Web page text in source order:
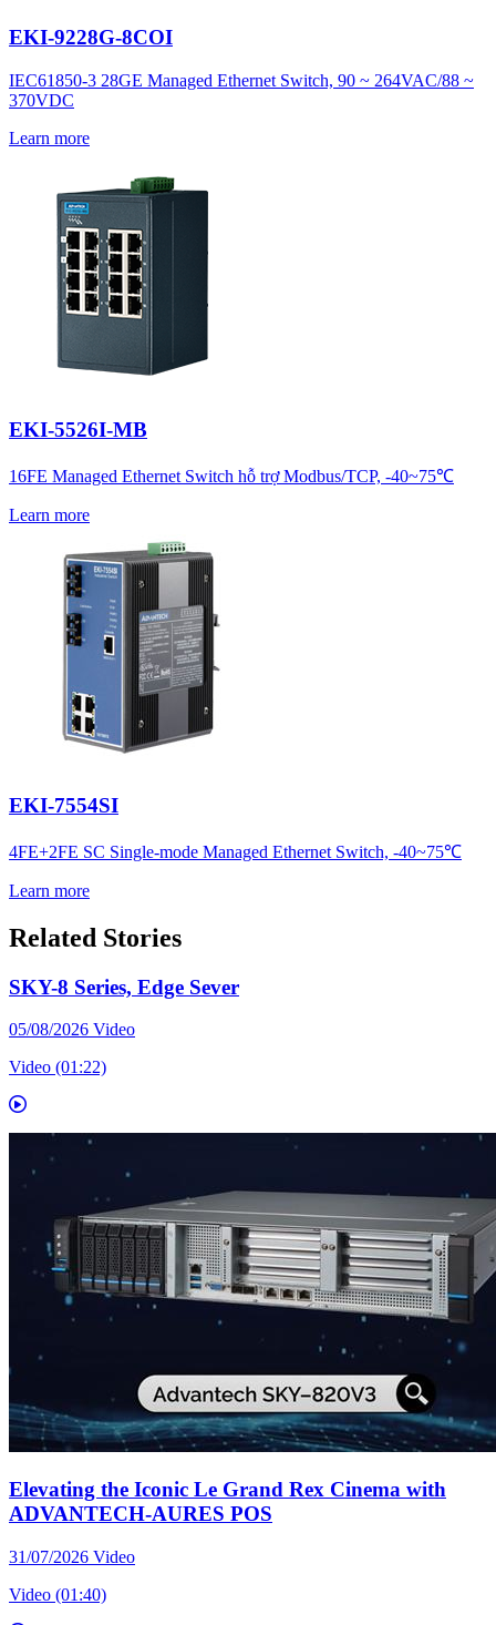
EKI-9228G-8COI
IEC61850-3 28GE Managed Ethernet Switch, 90 ~ 264VAC/88 ~
370VDC
Learn more
EKI-5526I-MB
16FE Managed Ethernet Switch hỗ trợ Modbus/TCP, -40~75℃
Learn more
EKI-7554SI
4FE+2FE SC Single-mode Managed Ethernet Switch, -40~75℃
Learn more
Related Stories
SKY-8 Series, Edge Sever
05/08/2026 Video
Video (01:22)
Elevating the Iconic Le Grand Rex Cinema with
ADVANTECH-AURES POS
31/07/2026 Video
Video (01:40)